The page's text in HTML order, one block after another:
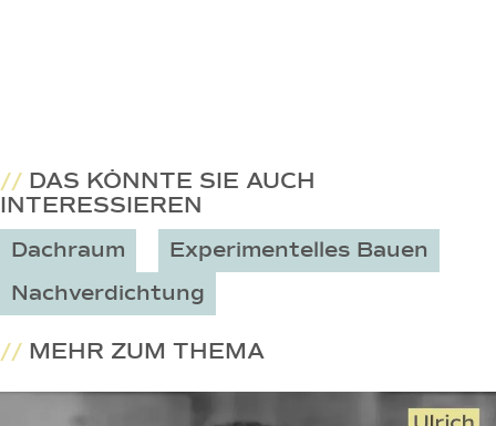
// DAS KÖNNTE SIE AUCH
INTERESSIEREN
Dachraum
Experimentelles Bauen
Nachverdichtung
// MEHR ZUM THEMA